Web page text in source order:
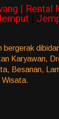
| Rental
bergerak
Karyawan,
Besanan,
Wisata.